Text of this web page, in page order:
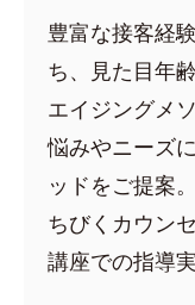
豊富な接客経
ち、見た目年
エイジングメ
悩みやニーズ
ッドをご提案
ちびくカウン
講座での指導